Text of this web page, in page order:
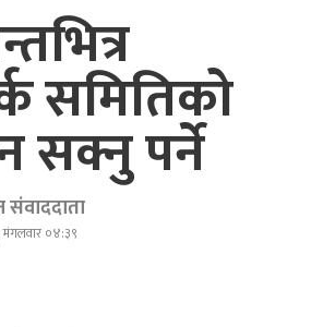
समितिको
सक्नु पर्ने
संवाददाता
०४:३९